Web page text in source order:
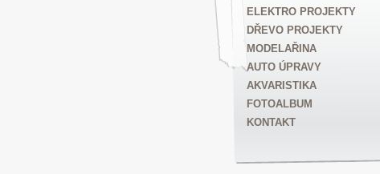
ELEKTRO PROJEKTY
DŘEVO PROJEKTY
MODELAŘINA
AUTO ÚPRAVY
AKVARISTIKA
FOTOALBUM
KONTAKT